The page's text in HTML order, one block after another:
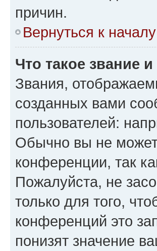
причин.
Вернуться к началу
Что такое звание
Звания,
созданных вами
пользователей:
Обычно вы не
конференции, так
Пожалуйста, не
только для того,
конференций это
понизят значение